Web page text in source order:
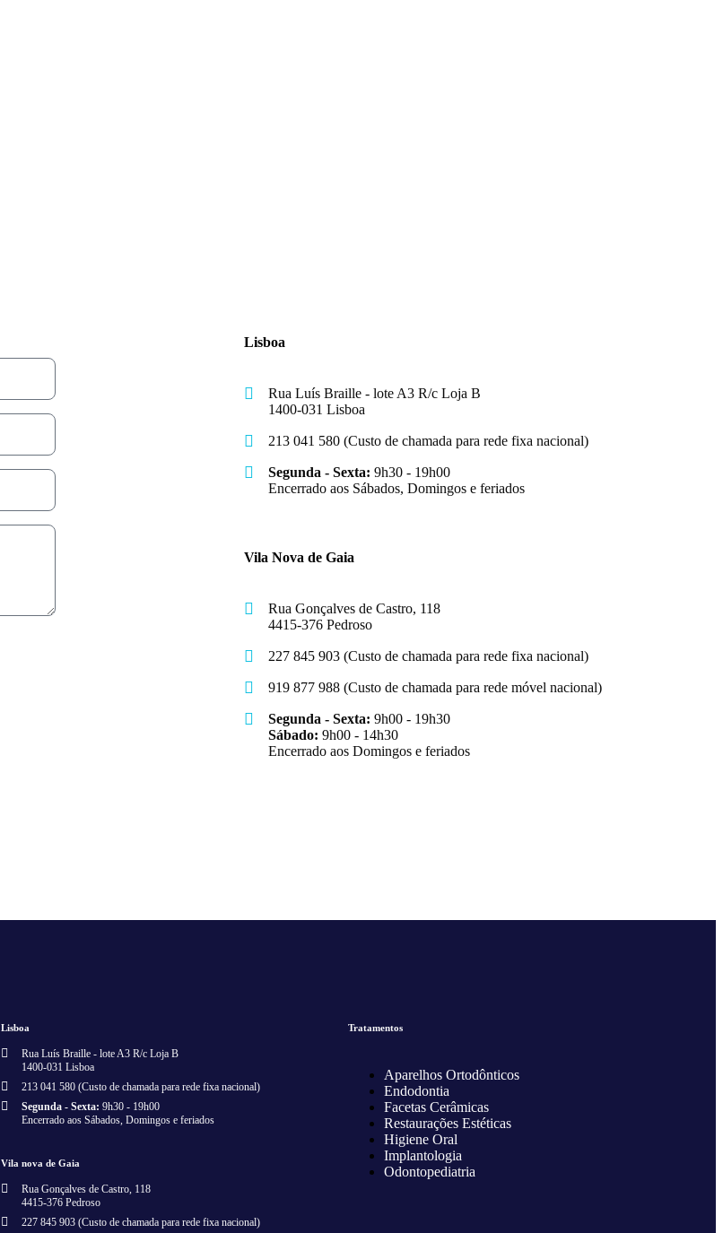
Lisboa
Rua Luís Braille - lote A3 R/c Loja B
1400-031 Lisboa
213 041 580 (Custo de chamada para rede fixa nacional)
Segunda - Sexta:9h30 - 19h00
Encerrado aos Sábados, Domingos e feriados
Vila Nova de Gaia
Rua Gonçalves de Castro, 118
4415-376 Pedroso
227 845 903 (Custo de chamada para rede fixa nacional)
919 877 988 (Custo de chamada para rede móvel nacional)
Segunda - Sexta:9h00 - 19h30
Sábado:9h00 - 14h30
Encerrado aos Domingos e feriados
Lisboa
Rua Luís Braille - lote A3 R/c Loja B
1400-031 Lisboa
213 041 580 (Custo de chamada para rede fixa nacional)
Segunda - Sexta: 9h30 - 19h00
Encerrado aos Sábados, Domingos e feriados
Vila nova de Gaia
Rua Gonçalves de Castro, 118
4415-376 Pedroso
227 845 903 (Custo de chamada para rede fixa nacional)
Tratamentos
Aparelhos Ortodônticos
Endodontia
Facetas Cerâmicas
Restaurações Estéticas
Higiene Oral
Implantologia
Odontopediatria